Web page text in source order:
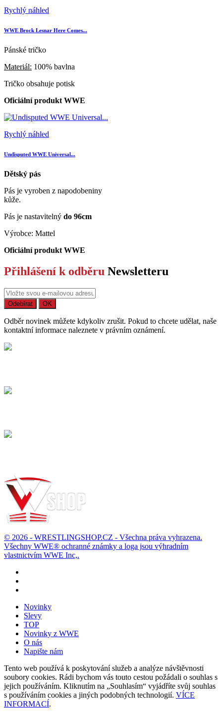
Rychlý náhled
WWE Brock Lesnar Here Comes...
Pánské tričko
Materiál: 100% bavlna
Tričko obsahuje potisk
Oficiální produkt WWE
Rychlý náhled
Undisputed WWE Universal...
Dětský pás
Pás je vyroben z napodobeniny
kůže.
Pás je nastavitelný do 96cm
Výrobce: Mattel
Oficiální produkt WWE
Přihlášení k odběru Newsletteru
Odběr novinek můžete kdykoliv zrušit. Pokud to chcete udělat, naše
kontaktní informace naleznete v právním oznámení.
© 2026 - WRESTLINGSHOP.CZ - Všechna práva vyhrazena.
Všechny WWE® ochranné známky a loga jsou výhradním
vlastnictvím WWE Inc,.
Novinky
Slevy
TOP
Novinky z WWE
O nás
Napište nám
Tento web používá k poskytování služeb a analýze návštěvnosti
soubory cookies. Rádi bychom vás touto cestou požádali o souhlas s
jejich používáním. Kliknutím na „Souhlasím“ vyjádříte svůj souhlas
s používáním cookies a jiných podobných technologií. VÍCE
INFORMACÍ.